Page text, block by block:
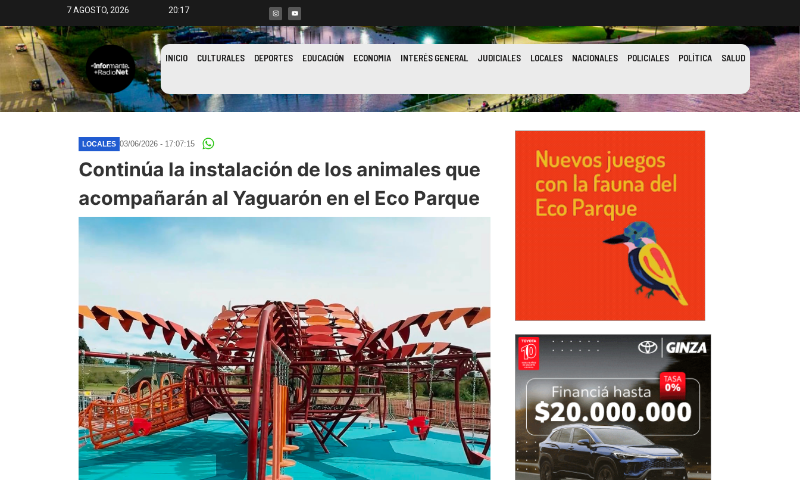
7 AGOSTO, 2026 20:17
INICIO CULTURALES DEPORTES EDUCACIÓN ECONOMIA INTERÉS GENERAL JUDICIALES LOCALES NACIONALES POLICIALES POLÍTICA SALUD
LOCALES 03/06/2026 - 17:07:15
Continúa la instalación de los animales que
acompañarán al Yaguarón en el Eco Parque